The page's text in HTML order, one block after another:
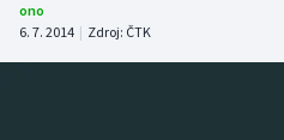
Atletika
ono
6. 7. 2014 | Zdroj: ČTK